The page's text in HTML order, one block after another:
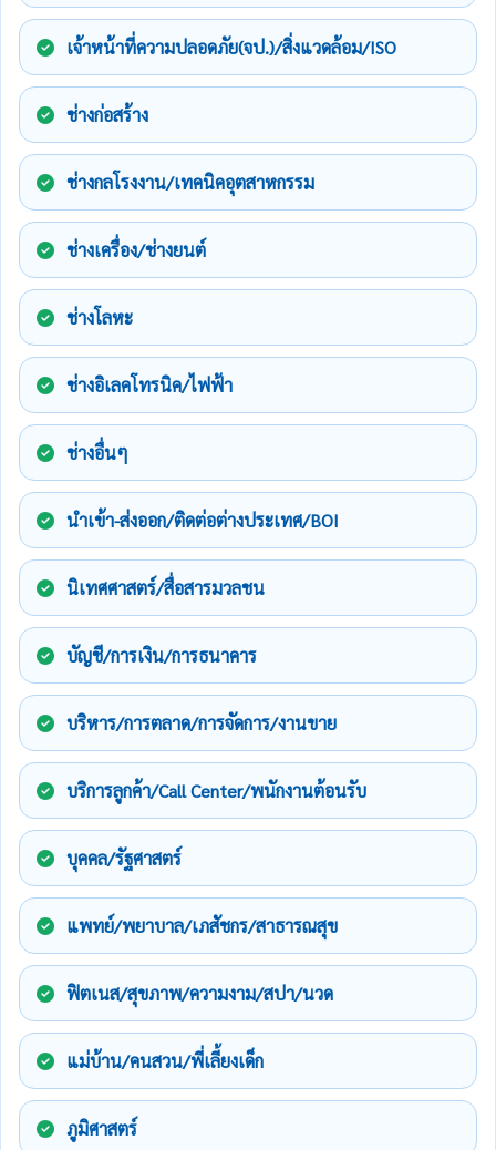
เจ้าหน้าที่ความปลอดภัย(จป.)/สิ่งแวดล้อม/ISO
ช่างก่อสร้าง
ช่างกลโรงงาน/เทคนิคอุตสาหกรรม
ช่างเครื่อง/ช่างยนต์
ช่างโลหะ
ช่างอิเลคโทรนิค/ไฟฟ้า
ช่างอื่นๆ
นำเข้า-ส่งออก/ติดต่อต่างประเทศ/BOI
นิเทศศาสตร์/สื่อสารมวลชน
บัญชี/การเงิน/การธนาคาร
บริหาร/การตลาด/การจัดการ/งานขาย
บริการลูกค้า/Call Center/พนักงานต้อนรับ
บุคคล/รัฐศาสตร์
แพทย์/พยาบาล/เภสัชกร/สาธารณสุข
ฟิตเนส/สุขภาพ/ความงาม/สปา/นวด
แม่บ้าน/คนสวน/พี่เลี้ยงเด็ก
ภูมิศาสตร์